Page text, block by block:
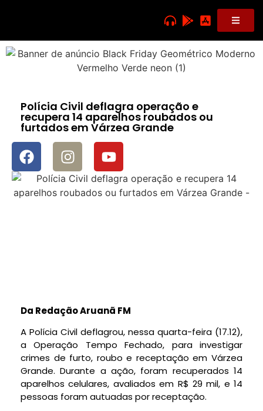
Polícia Civil deflagra operação e
recupera 14 aparelhos roubados ou
furtados em Várzea Grande
Da Redação Aruanã FM
A Polícia Civil deflagrou, nessa quarta-feira (17.12),
a Operação Tempo Fechado, para investigar
crimes de furto, roubo e receptação em Várzea
Grande. Durante a ação, foram recuperados 14
aparelhos celulares, avaliados em R$ 29 mil, e 14
pessoas foram autuadas por receptação.